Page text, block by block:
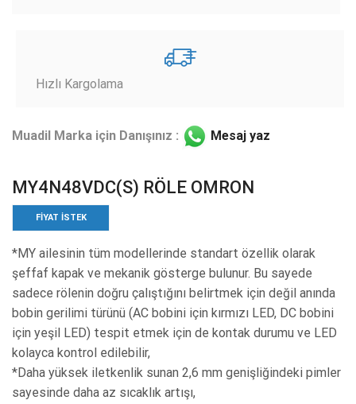
Hızlı Kargolama
Muadil Marka için Danışınız : Mesaj yaz
MY4N48VDC(S) RÖLE OMRON
FIYAT ISTEK
*MY ailesinin tüm modellerinde standart özellik olarak
şeffaf kapak ve mekanik gösterge bulunur. Bu sayede
sadece rölenin doğru çalıştığını belirtmek için değil anında
bobin gerilimi türünü (AC bobini için kırmızı LED, DC bobini
için yeşil LED) tespit etmek için de kontak durumu ve LED
kolayca kontrol edilebilir,
*Daha yüksek iletkenlik sunan 2,6 mm genişliğindeki pimler
sayesinde daha az sıcaklık artışı,